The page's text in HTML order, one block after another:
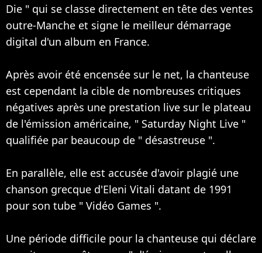
Die " qui se classe directement en tête des ventes
outre-Manche et signe le meilleur démarrage
digital d'un album en France.
Après avoir été encensée sur le net, la chanteuse
est cependant la cible de nombreuses critiques
négatives après une prestation live sur le plateau
de l'émission américaine, " Saturday Night Live "
qualifiée par beaucoup de " désastreuse ".
En parallèle, elle est accusée d'avoir plagié une
chanson grecque d'Eleni Vitali datant de 1991
pour son tube " Vidéo Games ".
Une période difficile pour la chanteuse qui déclare